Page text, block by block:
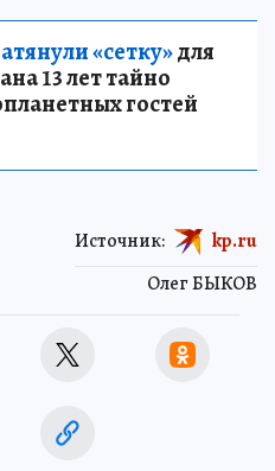
«сетку»для
13 лет тайно
гостей
Олег БЫКОВ
Источник: kp.ru